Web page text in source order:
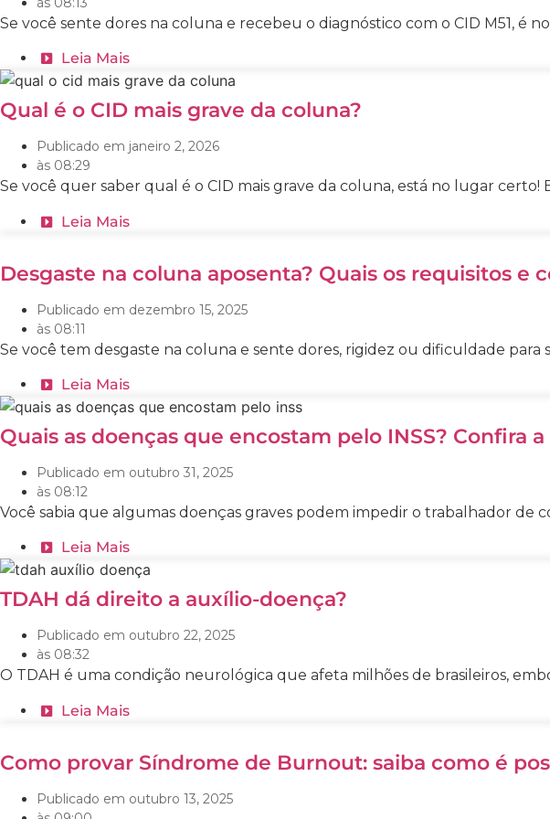
Se você sente dores na coluna e recebeu o diagnóstico com o CID M51, é
Leia Mais
Qual é o CID mais grave da coluna?
Publicado em janeiro 2, 2026
às 08:29
Se você quer saber qual é o CID mais grave da coluna, está no lugar certo!
Leia Mais
Desgaste na coluna aposenta? Quais os requisitos e
Publicado em dezembro 15, 2025
às 08:11
Se você tem desgaste na coluna e sente dores, rigidez ou dificuldade para
Leia Mais
Quais as doenças que encostam pelo INSS? Confira a
Publicado em outubro 31, 2025
às 08:12
Você sabia que algumas doenças graves podem impedir o trabalhador de
Leia Mais
TDAH dá direito a auxílio-doença?
Publicado em outubro 22, 2025
às 08:32
O TDAH é uma condição neurológica que afeta milhões de brasileiros,
Leia Mais
Como provar Síndrome de Burnout: saiba como é
Publicado em outubro 13, 2025